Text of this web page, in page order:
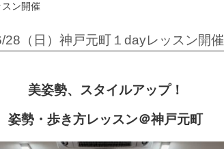
スン開催
28（日）神戸元町１dayレッスン開催
美姿勢、スタイルアップ！
姿勢・歩き方レッスン＠神戸元町